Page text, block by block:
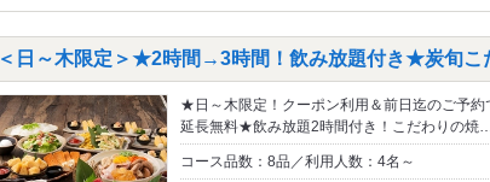
＜日～木限定＞★2時間→3時間！飲み放題付き★炭旬こ
★日～木限定！クーポン利用＆前日迄のご予約
延長無料★飲み放題2時間付き！こだわりの焼
コース品数：8品／利用人数：4名～